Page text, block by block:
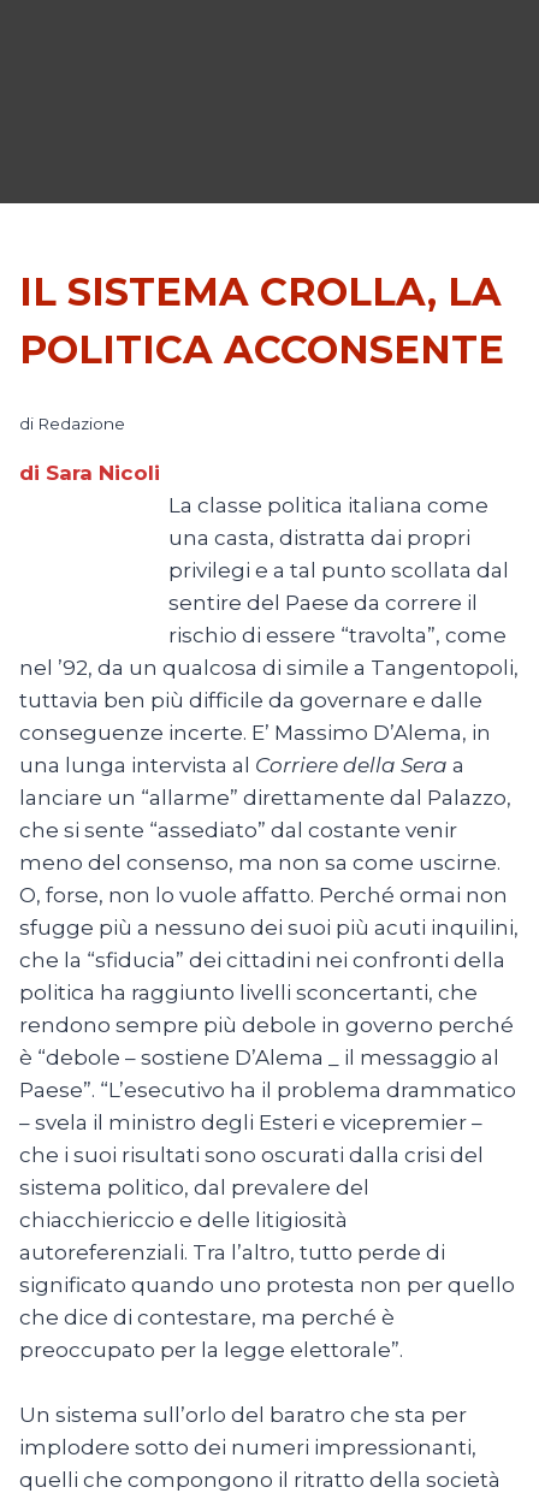
IL SISTEMA CROLLA, LA
POLITICA ACCONSENTE
di Redazione
di Sara Nicoli
La classe politica italiana come
una casta, distratta dai propri
privilegi e a tal punto scollata dal
sentire del Paese da correre il
rischio di essere “travolta”, come
nel ’92, da un qualcosa di simile a Tangentopoli,
tuttavia ben più difficile da governare e dalle
conseguenze incerte. E’ Massimo D’Alema, in
una lunga intervista al Corriere della Sera a
lanciare un “allarme” direttamente dal Palazzo,
che si sente “assediato” dal costante venir
meno del consenso, ma non sa come uscirne.
O, forse, non lo vuole affatto. Perché ormai non
sfugge più a nessuno dei suoi più acuti inquilini,
che la “sfiducia” dei cittadini nei confronti della
politica ha raggiunto livelli sconcertanti, che
rendono sempre più debole in governo perché
è “debole – sostiene D’Alema _ il messaggio al
Paese”. “L’esecutivo ha il problema drammatico
– svela il ministro degli Esteri e vicepremier –
che i suoi risultati sono oscurati dalla crisi del
sistema politico, dal prevalere del
chiacchiericcio e delle litigiosità
autoreferenziali. Tra l’altro, tutto perde di
significato quando uno protesta non per quello
che dice di contestare, ma perché è
preoccupato per la legge elettorale”.
Un sistema sull’orlo del baratro che sta per
implodere sotto dei numeri impressionanti,
quelli che compongono il ritratto della società